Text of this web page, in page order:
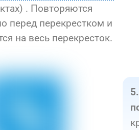
. Повторяются
перед перекрестком и
на весь перекресток.